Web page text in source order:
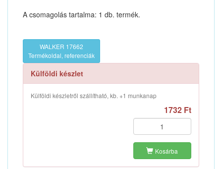
A csomagolás tartalma: 1 db. termék.
WALKER 17662
Termékoldal, referenciák
Külföldi készlet
Külföldi készletről szállítható, kb. +1 munkanap
1732 Ft
Kosárba